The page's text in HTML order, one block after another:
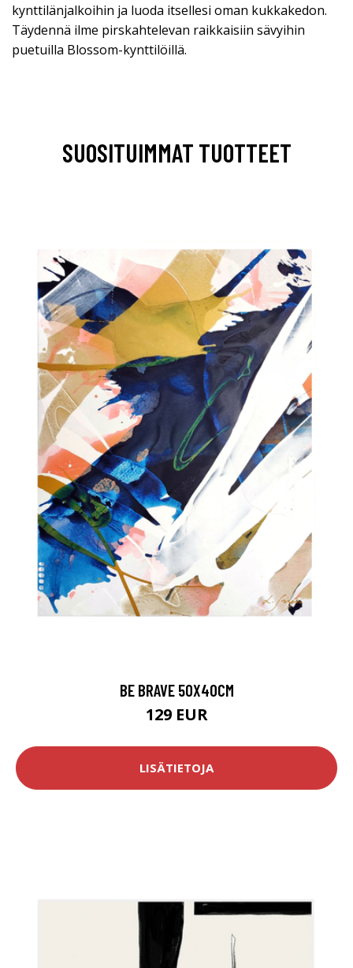
kynttilänjalkoihin ja luoda itsellesi oman kukkakedon.
Täydennä ilme pirskahtelevan raikkaisiin sävyihin
puetuilla Blossom-kynttilöillä.
SUOSITUIMMAT TUOTTEET
BE BRAVE 50X40CM
129 EUR
LISÄTIETOJA